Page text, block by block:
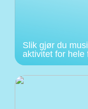
Slik gjør du
aktivitet for hele